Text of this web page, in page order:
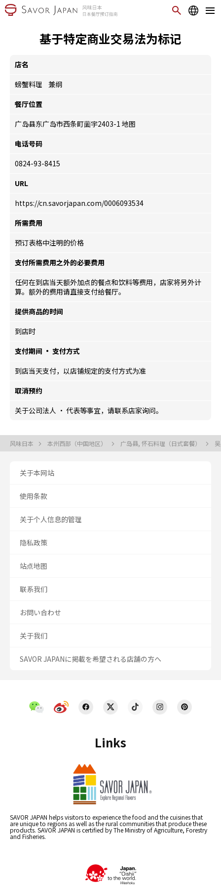
基于特定商业交易法为标记
店名
螃蟹料理 兼纲
餐厅位置
广岛县东广岛市西条町薗宇2403-1 地图
电话号码
0824-93-8415
URL
https://cn.savorjapan.com/0006093534
所需费用
预订表格中注明的价格
支付所需费用之外的必要费用
任何在到店当天额外加点的餐点和饮料等费用，店家将另外计
算。额外的费用请直接支付给餐厅。
提供商品的时间
到店时
支付期间 · 支付方式
到店当天支付，以店铺规定的支付方式为准
取消预约
关于公司法人 · 代表等事宜，请联系店家询问。
风味日本 本州西部（中国地区） 广岛县, 怀石料理（日式套餐）
Links
SAVOR JAPAN helps visitors to experience the food and the cuisines that
are unique to regions as well as the rural communities that produce these
products. SAVOR JAPAN is certified by The Ministry of Agriculture, Forestry
and Fisheries.
关于本网站
使用条款
关于个人信息的管理
隐私政策
站点地图
联系我们
お問い合わせ
关于我们
SAVOR JAPANに掲載を希望される店舗の方へ